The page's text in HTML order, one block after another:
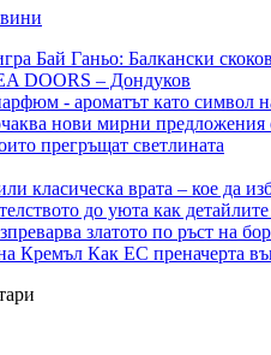
Бай Ганьо: Балкански
DOORS – Дондуков
- ароматът като символ
нови мирни предложения
прегръщат светлината
класическа врата – кое да
до уюта как
златото по ръст на
Кремъл Как ЕС преначерта